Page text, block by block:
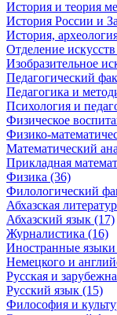
История и теория
История России и
История,
Отделение
Изобразительное
Педагогический
Педагогика и
Психология и
Физическое
Физико-
Математический
Прикладная
Физика (36)
Филологический
Абхазская
Абхазский язык (17)
Журналистика (16)
Иностранные
Немецкого и
Русская и
Русский язык (15)
Философия и